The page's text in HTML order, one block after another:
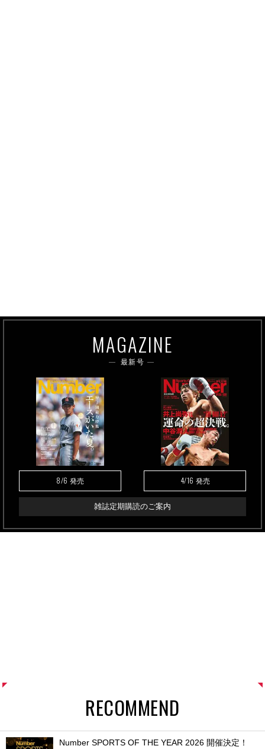
MAGAZINE
最新号
8/6 発売 4/16 発売
雑誌定期購読のご案内
RECOMMEND
Number SPORTS OF THE YEAR 2026 開催決定！